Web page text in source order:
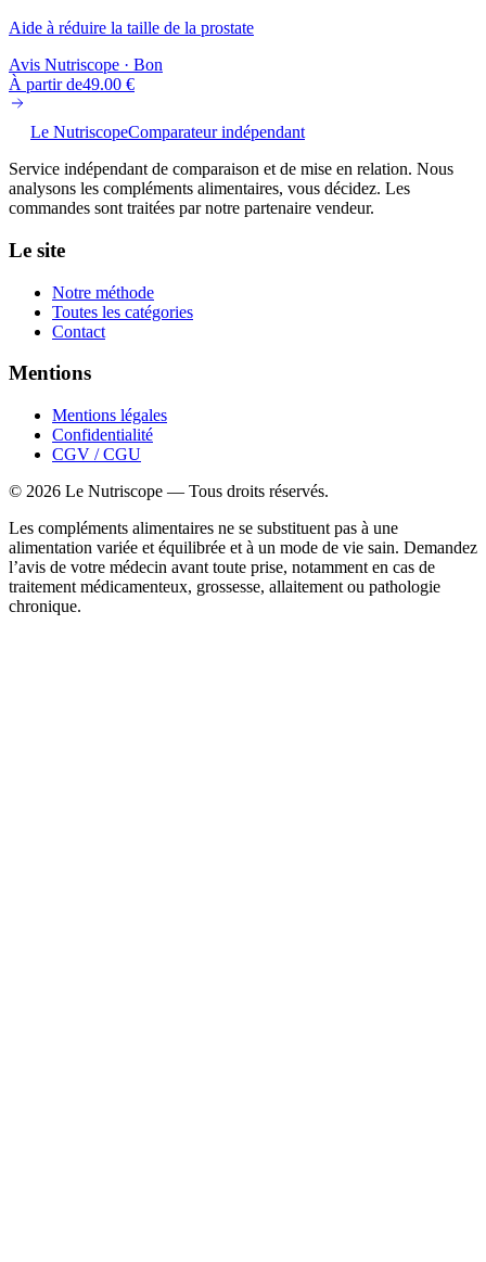
Aide à réduire la taille de la prostate
Avis Nutriscope · Bon
À partir de49.00 €
Le NutriscopeComparateur indépendant
Service indépendant de comparaison et de mise en relation. Nous
analysons les compléments alimentaires, vous décidez. Les
commandes sont traitées par notre partenaire vendeur.
Le site
Notre méthode
Toutes les catégories
Contact
Mentions
Mentions légales
Confidentialité
CGV / CGU
© 2026 Le Nutriscope — Tous droits réservés.
Les compléments alimentaires ne se substituent pas à une
alimentation variée et équilibrée et à un mode de vie sain. Demandez
l’avis de votre médecin avant toute prise, notamment en cas de
traitement médicamenteux, grossesse, allaitement ou pathologie
chronique.